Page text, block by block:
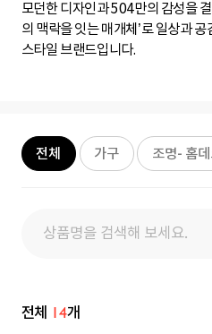
모던한 디자인과 504만의 감성을
의 맥락을 잇는 매개체’로 일상과
스타일 브랜드입니다.
전체 가구 조명- 홈
전체 14개